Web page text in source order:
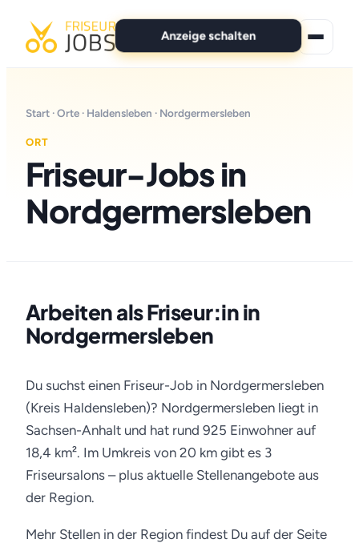
Anzeige schalten
Für Bewerber
Marken
Start ·Orte · Haldensleben · Nordgermersleben
ORT
Friseur-Jobs in
Nordgermersleben
Arbeiten als Friseur:in in
Nordgermersleben
Du suchst einen Friseur-Job in Nordgermersleben
(Kreis Haldensleben)? Nordgermersleben liegt in
Sachsen-Anhalt und hat rund 925 Einwohner auf
18,4 km². Im Umkreis von 20 km gibt es 3
Friseursalons – plus aktuelle Stellenangebote aus
der Region.
Mehr Stellen in der Region findest Du auf der Seite